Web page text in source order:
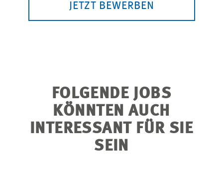
JETZT BEWERBEN
FOLGENDE JOBS
KÖNNTEN AUCH
INTERESSANT FÜR SIE
SEIN